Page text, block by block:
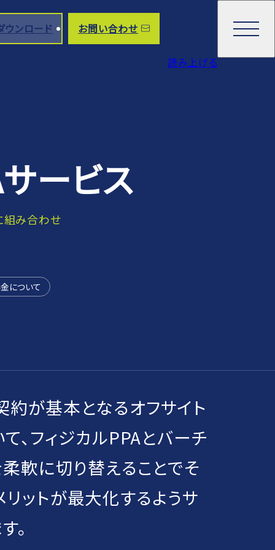
読み上げる
ウンロード お問い合わせ
サービス
組み合わせ
について
が基本となるオフサイト
、フィジカルPPAとバーチ
軟に切り替えることでそ
ットが最大化するようサ
。